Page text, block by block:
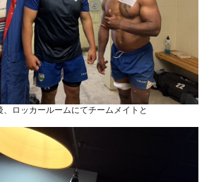
、ロッカールームにてチームメイトと